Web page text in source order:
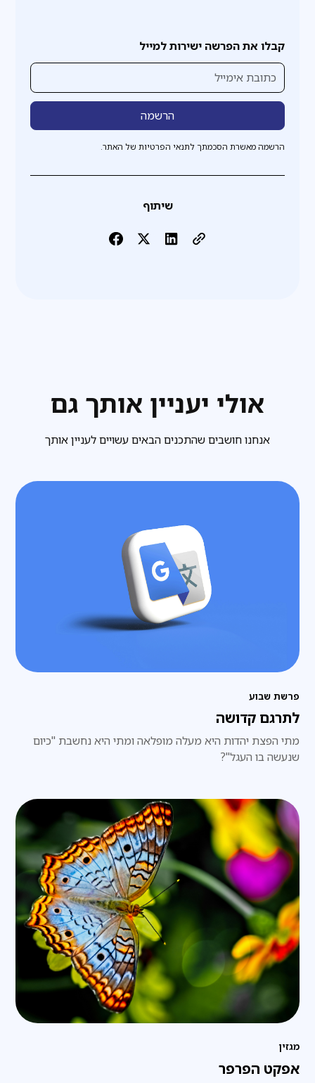
קבלו את הפרשה ישירות למייל
הרשמה מאשרת הסכמתך לתנאי הפרטיות של האתר.
שיתוף
אולי יעניין אותך גם
אנחנו חושבים שהתכנים הבאים עשויים לעניין אותך
פרשת שבוע
לתרגם קדושה
מתי הפצת יהדות היא מעלה מופלאה ומתי היא נחשבת "כיום
שנעשה בו העגל"?
מגזין
אפקט הפרפר